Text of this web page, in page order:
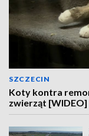
SZCZECIN
Koty kontra
zwierząt [WIDEO]